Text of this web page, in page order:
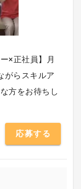
×正社員】月
がらスキルア
方をお待ちし
応募する